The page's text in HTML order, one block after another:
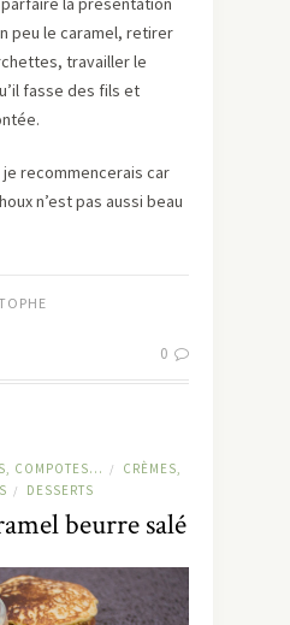
peu le caramel, retirer
travailler le
fasse des fils et
recommencerais car
n’est pas aussi beau
0
COMPOTES... /
CRÈMES,
/ DESSERTS
beurre salé